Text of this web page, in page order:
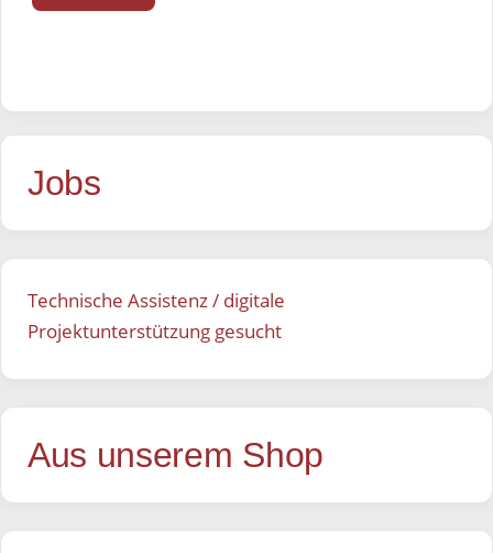
Jobs
Technische Assistenz / digitale
Projektunterstützung gesucht
Aus unserem Shop